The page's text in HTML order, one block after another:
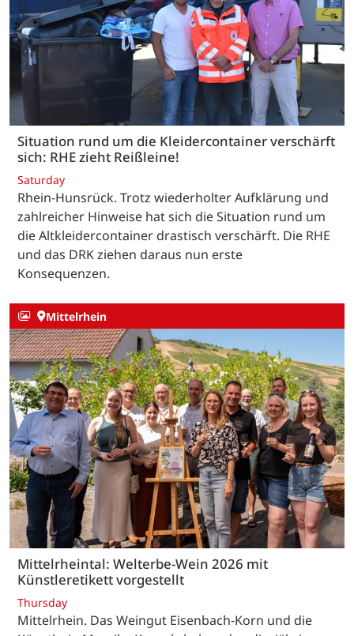
Situation rund um die Kleidercontainer verschärft
sich: RHE zieht Reißleine!
Saturday
Rhein-Hunsrück. Trotz wiederholter Aufklärung und
zahlreicher Hinweise hat sich die Situation rund um
die Altkleidercontainer drastisch verschärft. Die RHE
und das DRK ziehen daraus nun erste
Konsequenzen.
Mittelrhein
Mittelrheintal: Welterbe-Wein 2026 mit
Künstleretikett vorgestellt
Thursday
Mittelrhein. Das Weingut Eisenbach-Korn und die